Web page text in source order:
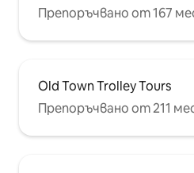
Препоръчвано от 167
Old Town Trolley Tours
Препоръчвано от 211